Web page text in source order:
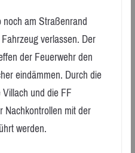
am Straßenrand
verlassen. Der
der Feuerwehr den
eindämmen. Durch die
und die FF
mit der
werden.